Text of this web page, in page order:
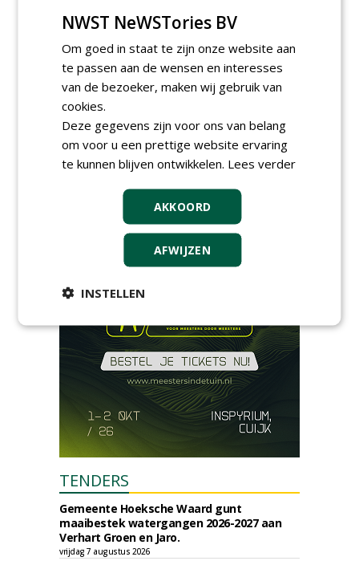
van ruim 100 kwekers
t/m donderdag 27 augustus 2026
Cursus laat zien hoe leifruit
past in moderne tuinen
woensdag 26 augustus 2026
Vakdag 'All About Annuals'
zet eenjarige planten
centraal in Appeltern
donderdag 27 augustus 2026
GaLaBau 2026: internationale
ontmoetingsplek voor
stedelijk groen
t/m vrijdag 18 september 2026
TENDERS
Gemeente Hoeksche Waard gunt
maaibestek watergangen 2026-2027 aan
Verhart Groen en Jaro.
vrijdag 7 augustus 2026
NWST NeWSTories BV
Om goed in staat te zijn onze website aan
te passen aan de wensen en interesses
van de bezoeker, maken wij gebruik van
cookies.
Deze gegevens zijn voor ons van belang
om voor u een prettige website ervaring
te kunnen blijven ontwikkelen. Lees verder
AKKOORD
AFWIJZEN
INSTELLEN